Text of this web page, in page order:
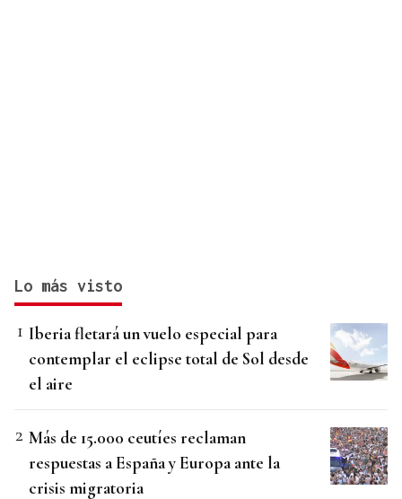
Lo más visto
Iberia fletará un vuelo especial para
contemplar el eclipse total de Sol desde
el aire
Más de 15.000 ceutíes reclaman
respuestas a España y Europa ante la
crisis migratoria